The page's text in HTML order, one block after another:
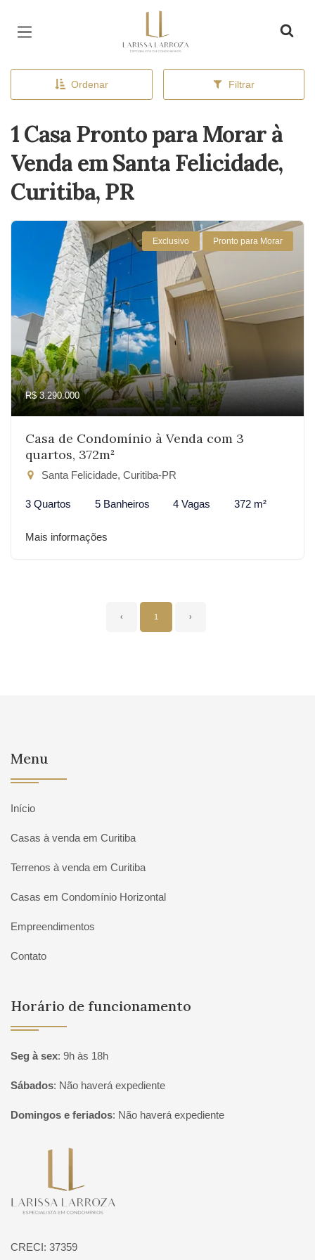
Ordenar Filtrar
1 Casa Pronto para Morar à
Venda em Santa Felicidade,
Curitiba, PR
Exclusivo Pronto para Morar
R$ 3.290.000
Casa de Condomínio à Venda com 3
quartos, 372m²
Santa Felicidade, Curitiba-PR
3 Quartos 5 Banheiros 4 Vagas 372 m²
Mais informações
‹ 1 ›
Menu
Início
Casas à venda em Curitiba
Terrenos à venda em Curitiba
Casas em Condomínio Horizontal
Empreendimentos
Contato
Horário de funcionamento
Seg à sex: 9h às 18h
Sábados: Não haverá expediente
Domingos e feriados: Não haverá expediente
CRECI: 37359